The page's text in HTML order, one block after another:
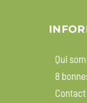
Qui
8
Contact